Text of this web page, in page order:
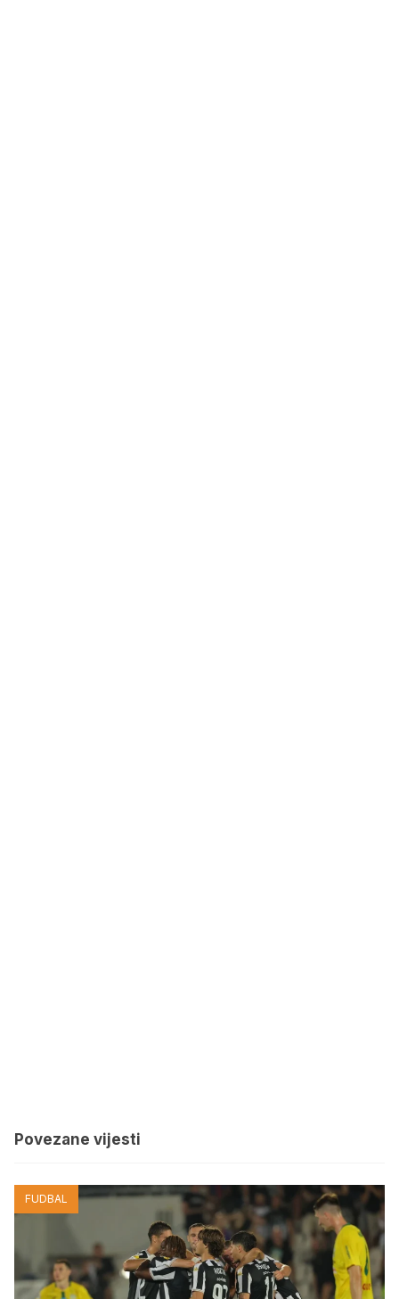
Povezane vijesti
FUDBAL